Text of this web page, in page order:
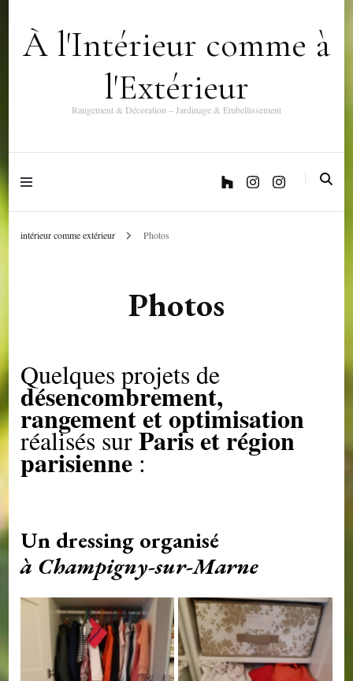
À l'Intérieur comme à
l'Extérieur
Rangement & Décoration – Jardinage & Embellissement
intérieur comme extérieur Photos
Photos
Quelques projets de
désencombrement,
rangement et optimisation
réalisés surParis et région
parisienne :
Un dressing organisé
à Champigny-sur-Marne